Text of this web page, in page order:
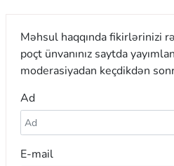
Məhsul haqqında fikirlərinizi
poçt ünvanınız saytda
moderasiyadan keçdikdən
Ad
E-mail